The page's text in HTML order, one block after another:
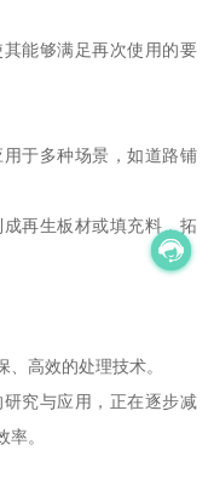
能够满足再次使用的要
于多种场景，如道路铺
再生板材或填充料，拓
高效的处理技术。
究与应用，正在逐步减
。